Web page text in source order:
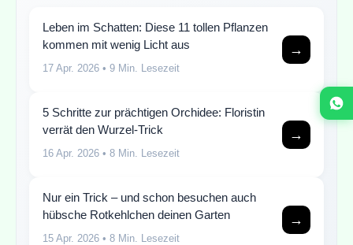
Leben im Schatten: Diese 11 tollen Pflanzen
kommen mit wenig Licht aus
17 Apr. 2026 • 9 Min. Lesezeit
→
5 Schritte zur prächtigen Orchidee: Floristin
verrät den Wurzel-Trick
16 Apr. 2026 • 8 Min. Lesezeit
→
Nur ein Trick – und schon besuchen auch
hübsche Rotkehlchen deinen Garten
15 Apr. 2026 • 8 Min. Lesezeit
→